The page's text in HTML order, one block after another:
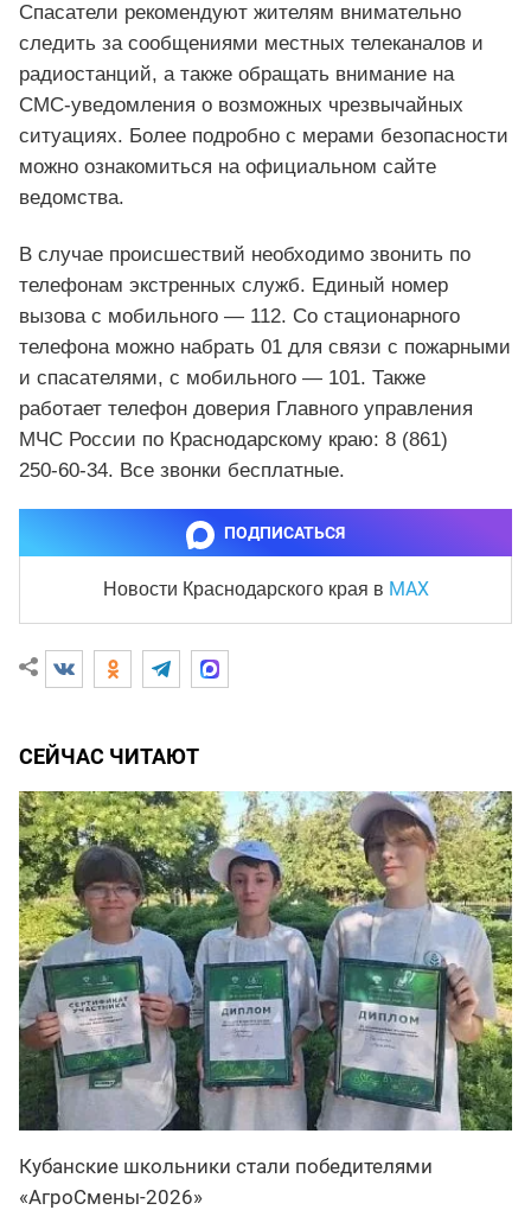
Спасатели рекомендуют жителям внимательно
следить за сообщениями местных телеканалов и
радиостанций, а также обращать внимание на
СМС‑уведомления о возможных чрезвычайных
ситуациях. Более подробно с мерами безопасности
можно ознакомиться на официальном сайте
ведомства.
В случае происшествий необходимо звонить по
телефонам экстренных служб. Единый номер
вызова с мобильного — 112. Со стационарного
телефона можно набрать 01 для связи с пожарными
и спасателями, с мобильного — 101. Также
работает телефон доверия Главного управления
МЧС России по Краснодарскому краю: 8 (861)
250‑60‑34. Все звонки бесплатные.
ПОДПИСАТЬСЯ
Новости Краснодарского края в MAX
СЕЙЧАС ЧИТАЮТ
Кубанские школьники стали победителями
«АгроСмены-2026»